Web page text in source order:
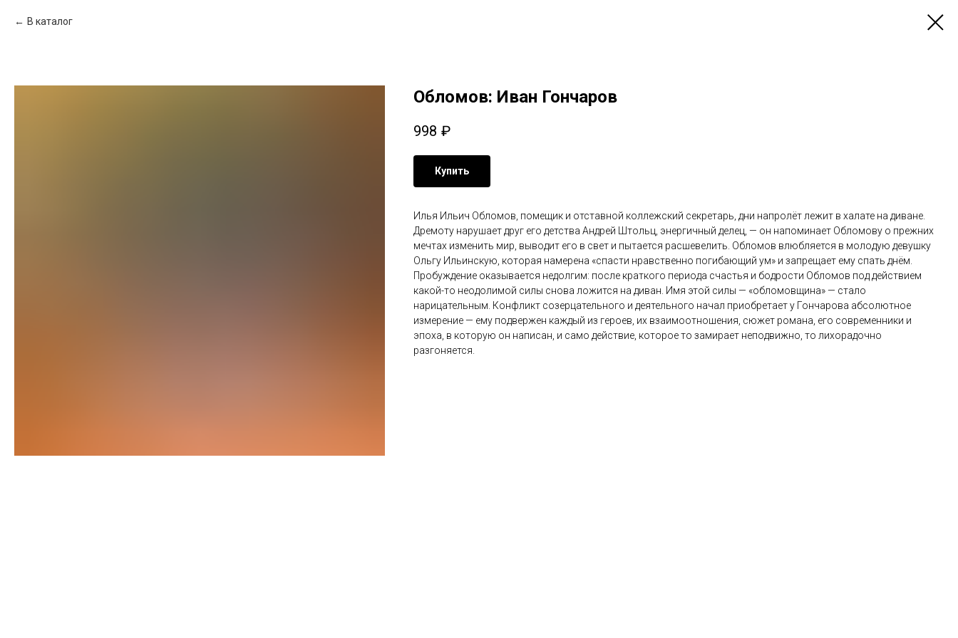
В каталог
Обломов: Иван Гончаров
998 ₽
Купить
Илья Ильич Обломов, помещик и отставной коллежский секретарь, дни напролёт лежит в халате на диване.
Дремоту нарушает друг его детства Андрей Штольц, энергичный делец, — он напоминает Обломову о прежних
мечтах изменить мир, выводит его в свет и пытается расшевелить. Обломов влюбляется в молодую девушку
Ольгу Ильинскую, которая намерена «спасти нравственно погибающий ум» и запрещает ему спать днём.
Пробуждение оказывается недолгим: после краткого периода счастья и бодрости Обломов под действием
какой-то неодолимой силы снова ложится на диван. Имя этой силы — «обломовщина» — стало
нарицательным. Конфликт созерцательного и деятельного начал приобретает у Гончарова абсолютное
измерение — ему подвержен каждый из героев, их взаимоотношения, сюжет романа, его современники и
эпоха, в которую он написан, и само действие, которое то замирает неподвижно, то лихорадочно
разгоняется.